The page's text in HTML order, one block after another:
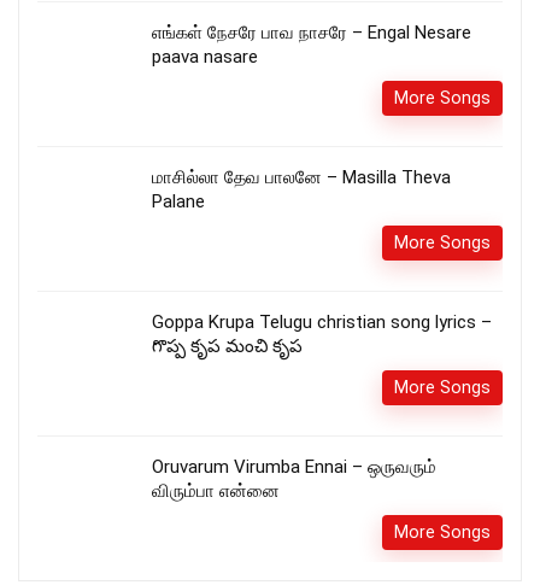
எங்கள் நேசரே பாவ நாசரே – Engal Nesare
paava nasare
More Songs
மாசில்லா தேவ பாலனே – Masilla Theva
Palane
More Songs
Goppa Krupa Telugu christian song lyrics –
గొప్ప కృప మంచి కృప
More Songs
Oruvarum Virumba Ennai – ஒருவரும்
விரும்பா என்னை
More Songs